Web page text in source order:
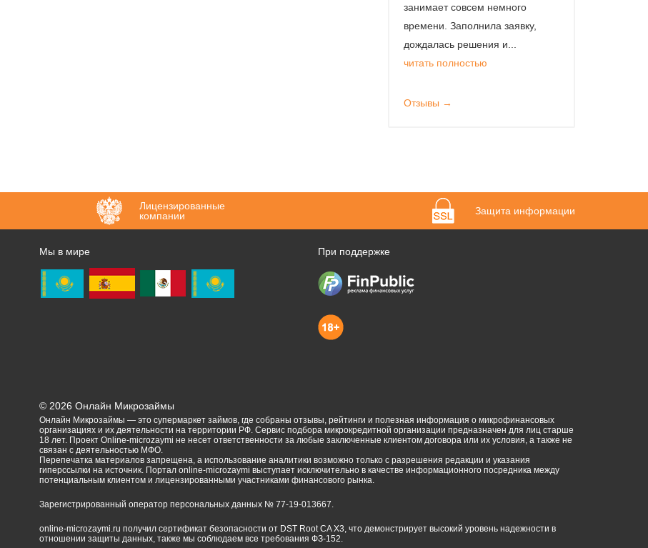
занимает совсем немного
времени. Заполнила заявку,
дождалась решения и...
читать полностью
Отзывы →
Лицензированные
компании
Защита информации
Мы в мире При поддержке
© 2026 Онлайн Микрозаймы
Онлайн Микрозаймы — это супермаркет займов, где собраны отзывы, рейтинги и полезная информация о микрофинансовых
организациях и их деятельности на территории РФ. Сервис подбора микрокредитной организации предназначен для лиц старше
18 лет. Проект Online-microzaymi не несет ответственности за любые заключенные клиентом договора или их условия, а также не
связан с деятельностью МФО.
Перепечатка материалов запрещена, а использование аналитики возможно только с разрешения редакции и указания
гиперссылки на источник. Портал online-microzaymi выступает исключительно в качестве информационного посредника между
потенциальным клиентом и лицензированными участниками финансового рынка.
Зарегистрированный оператор персональных данных № 77-19-013667.
online-microzaymi.ru получил сертификат безопасности от DST Root CA X3, что демонстрирует высокий уровень надежности в
отношении защиты данных, также мы соблюдаем все требования ФЗ-152.